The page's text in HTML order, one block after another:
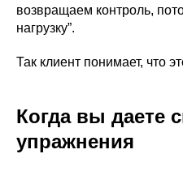
возвращаем контроль,
нагрузку”.
Так клиент понимает, что
Когда вы даете
упражнения